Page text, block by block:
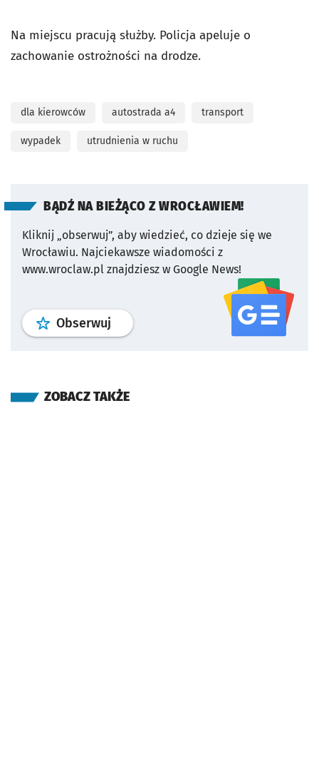
Na miejscu pracują służby. Policja apeluje o
zachowanie ostrożności na drodze.
dla kierowców autostrada a4 transport
wypadek utrudnienia w ruchu
BĄDŹ NA BIEŻĄCO Z WROCŁAWIEM!
Kliknij „obserwuj”, aby wiedzieć, co dzieje się we
Wrocławiu. Najciekawsze wiadomości z
www.wroclaw.pl znajdziesz w Google News!
Obserwuj profil serwisu
ZOBACZ TAKŻE